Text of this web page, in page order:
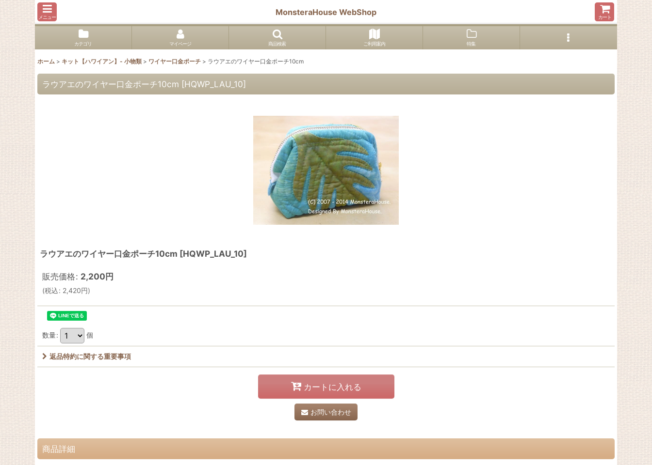
メニュー
MonsteraHouse WebShop
カート
カテゴリ マイページ 商品検索 ご利用案内 特集
ホーム > キット【ハワイアン】- 小物類 > ワイヤー口金ポーチ > ラウアエのワイヤー口金ポーチ10cm
ラウアエのワイヤー口金ポーチ10cm [HQWP_LAU_10]
ラウアエのワイヤー口金ポーチ10cm [HQWP_LAU_10]
販売価格: 2,200円
(税込: 2,420円)
数量: 個
返品特約に関する重要事項
カートに入れる
お問い合わせ
商品詳細